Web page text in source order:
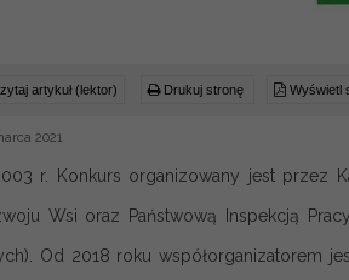
artykuł (lektor) Drukuj stronę Wyświetl
2021
r. Konkurs organizowany jest przez
Wsi oraz Państwową Inspekcją
Od 2018 roku współorganizatorem